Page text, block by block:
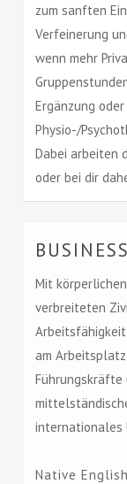
zum sanften
Verfeinerung
wenn mehr
Ergänzung
Physio-/
Dabei arbeiten
oder bei dir
Mit
verbreiteten
Arbeitsfähigkeit
am
Führungskräfte
internationales
Native